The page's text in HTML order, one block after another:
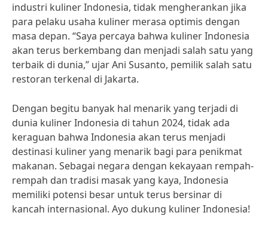
industri kuliner Indonesia, tidak mengherankan jika
para pelaku usaha kuliner merasa optimis dengan
masa depan. “Saya percaya bahwa kuliner Indonesia
akan terus berkembang dan menjadi salah satu yang
terbaik di dunia,” ujar Ani Susanto, pemilik salah satu
restoran terkenal di Jakarta.
Dengan begitu banyak hal menarik yang terjadi di
dunia kuliner Indonesia di tahun 2024, tidak ada
keraguan bahwa Indonesia akan terus menjadi
destinasi kuliner yang menarik bagi para penikmat
makanan. Sebagai negara dengan kekayaan rempah-
rempah dan tradisi masak yang kaya, Indonesia
memiliki potensi besar untuk terus bersinar di
kancah internasional. Ayo dukung kuliner Indonesia!